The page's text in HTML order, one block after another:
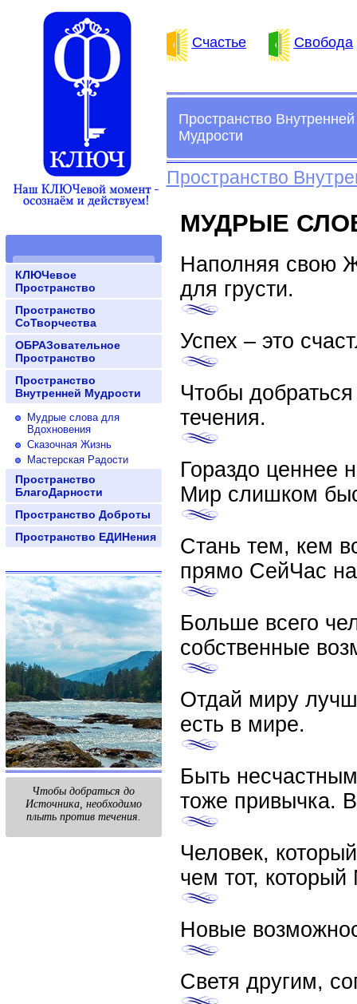
КЛЮЧевое
Пространство
Пространство
СоТворчества
ОБРАЗовательное
Пространство
Пространство
Внутренней Мудрости
Мудрые слова для
Вдохновения
Сказочная Жизнь
Мастерская Радости
Пространство
БлагоДарности
Пространство Доброты
Пространство ЕДИНения
Чтобы добраться до
Источника, необходимо
плыть против течения.
Счастье Свобода
Пространство Внутренней
Мудрости
Пространство
МУДРЫЕ
Наполняя свою
для грусти.
Успех – это
Чтобы
течения.
Гораздо ценнее
Мир слишком
Стань тем, кем
прямо СейЧас
Больше всего
собственные
Отдай миру
есть в мире.
Быть
тоже привычка.
Человек,
чем тот,
Новые
Светя другим,